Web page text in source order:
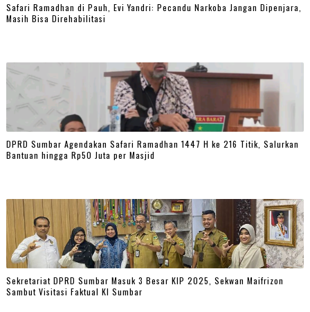
Safari Ramadhan di Pauh, Evi Yandri: Pecandu Narkoba Jangan Dipenjara,
Masih Bisa Direhabilitasi
DPRD Sumbar Agendakan Safari Ramadhan 1447 H ke 216 Titik, Salurkan
Bantuan hingga Rp50 Juta per Masjid
Sekretariat DPRD Sumbar Masuk 3 Besar KIP 2025, Sekwan Maifrizon
Sambut Visitasi Faktual KI Sumbar